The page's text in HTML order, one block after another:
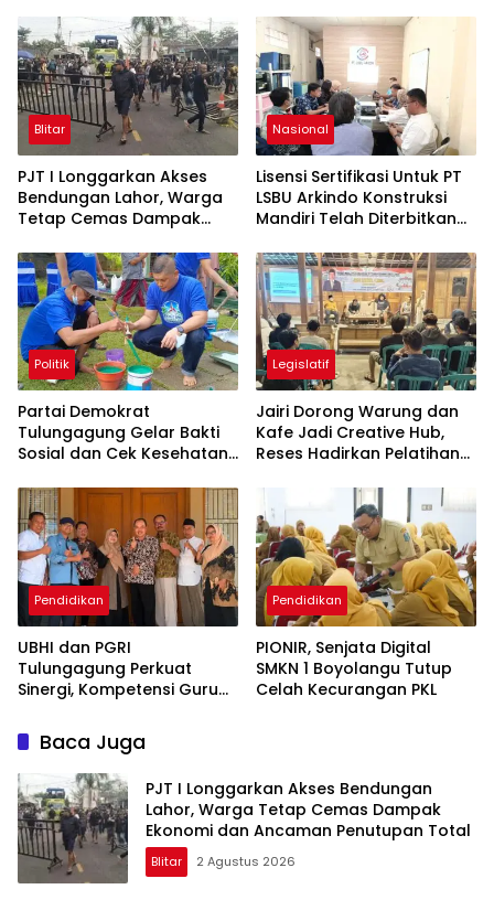
Blitar
PJT I Longgarkan Akses
Bendungan Lahor, Warga
Tetap Cemas Dampak
Penutupan Total
Nasional
Lisensi Sertifikasi Untuk PT
LSBU Arkindo Konstruksi
Mandiri Telah Diterbitkan
Politik
Partai Demokrat
Tulungagung Gelar Bakti
Sosial dan Cek Kesehatan
Legislatif
Jairi Dorong Warung dan
Kafe Jadi Creative Hub,
Reses Hadirkan Pelatihan
Pendidikan
UBHI dan PGRI
Tulungagung Perkuat
Sinergi, Kompetensi Guru
Pendidikan
PIONIR, Senjata Digital
SMKN 1 Boyolangu Tutup
Celah Kecurangan PKL
Baca Juga
PJT I Longgarkan Akses Bendungan
Lahor, Warga Tetap Cemas Dampak
Ekonomi dan Ancaman Penutupan Total
Blitar 2 Agustus 2026